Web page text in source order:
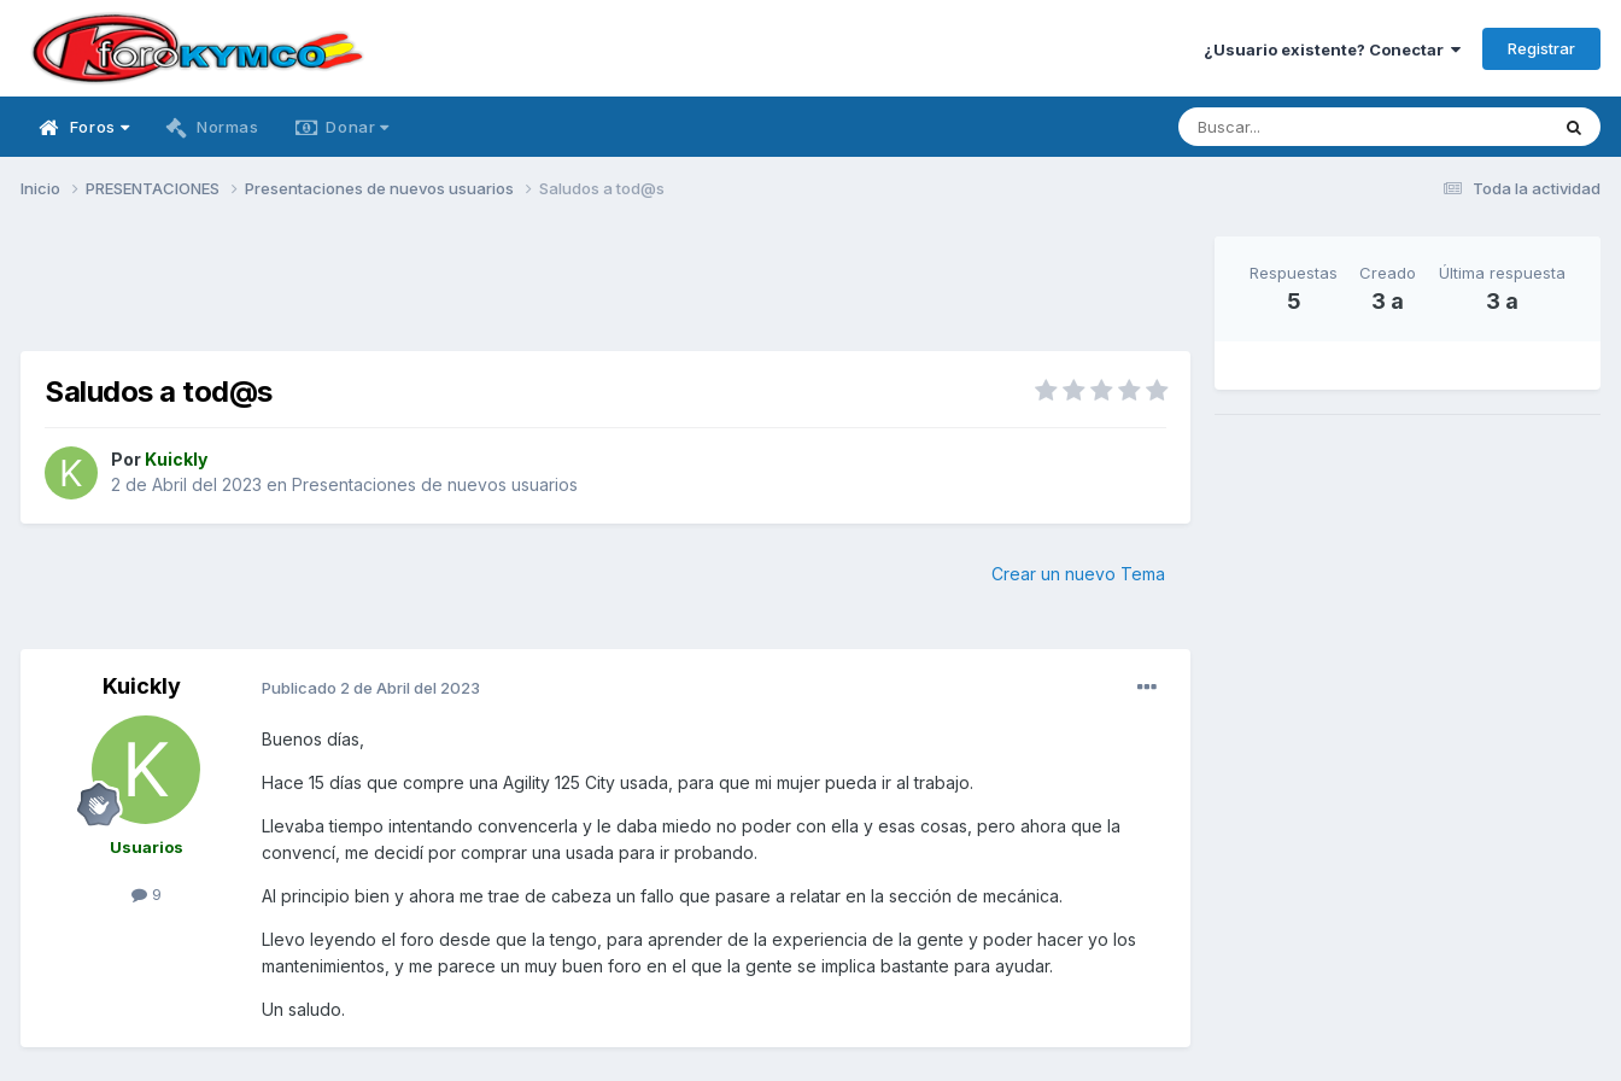
¿Usuario existente? Conectar Registrar
Foros Normas Donar
Toda la actividad
Inicio PRESENTACIONES Presentaciones de nuevos usuarios Saludos a tod@s
Saludos a tod@s
Por Kuickly
2 de Abril del 2023 en Presentaciones de nuevos usuarios
Crear un nuevo Tema
Kuickly
Usuarios
9
Publicado 2 de Abril del 2023
Buenos días,
Hace 15 días que compre una Agility 125 City usada, para que mi mujer pueda ir al trabajo.
Llevaba tiempo intentando convencerla y le daba miedo no poder con ella y esas cosas, pero ahora que la
convencí, me decidí por comprar una usada para ir probando.
Al principio bien y ahora me trae de cabeza un fallo que pasare a relatar en la sección de mecánica.
Llevo leyendo el foro desde que la tengo, para aprender de la experiencia de la gente y poder hacer yo los
mantenimientos, y me parece un muy buen foro en el que la gente se implica bastante para ayudar.
Un saludo.
Respuestas
5
Creado
3 a
Última respuesta
3 a